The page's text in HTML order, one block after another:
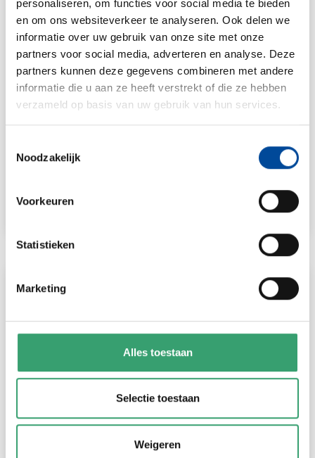
personaliseren, om functies voor social media te bieden
en om ons websiteverkeer te analyseren. Ook delen we
informatie over uw gebruik van onze site met onze
partners voor social media, adverteren en analyse. Deze
partners kunnen deze gegevens combineren met andere
informatie die u aan ze heeft verstrekt of die ze hebben
verzameld op basis van uw gebruik van hun services.
Noodzakelijk
Voorkeuren
Statistieken
Marketing
Alles toestaan
Selectie toestaan
Weigeren
weten
Spoedverhuizingen kunnen soms onvermijdelijk zijn.
Bijvoorbeeld omdat je eerder de sleutel van je nieuwe huis
krijgt dan verwacht, een dringende zakelijke verhuizing
moet regelen, je huis onbewoonbaar...
Lees meer
Verhuisofferte aanvragen
verhuizer kan een uitdaging zijn. Met Verhuizen.nl is deze